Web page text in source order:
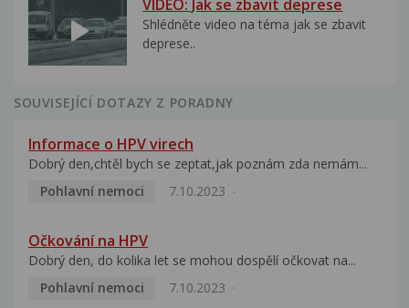
VIDEO: Jak se zbavit deprese
Shlédněte video na téma jak se zbavit
deprese..
SOUVISEJÍCÍ DOTAZY Z PORADNY
Informace o HPV virech
Dobrý den,chtěl bych se zeptat,jak poznám zda nemám...
Pohlavní nemoci
7.10.2023
Očkování na HPV
Dobrý den, do kolika let se mohou dospělí očkovat na...
Pohlavní nemoci
7.10.2023